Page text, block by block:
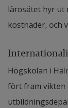
lärosätet hyr ut
kostnader, och
Högskolan i
fört fram vikten